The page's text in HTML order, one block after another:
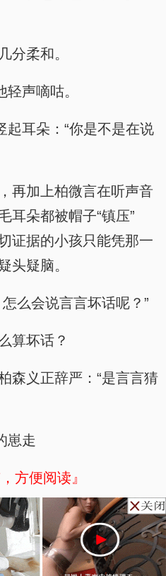
分柔和。
轻声嘀咕。
起耳朵：“你是不是在说
再加上柏微言在听声音
耳朵都被帽子“镇压”
据的小孩只能凭那一
头疑脑。
么会说言言坏话呢？”
算坏话？
森义正辞严：“是言言猜
崽走
方便阅读』